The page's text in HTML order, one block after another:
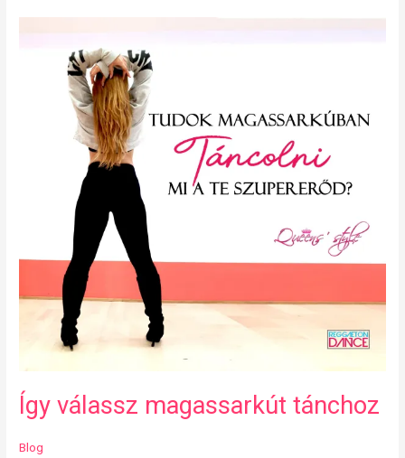
Így válassz magassarkút tánchoz
Blog
magassarkút